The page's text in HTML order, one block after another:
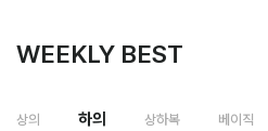
WEEKLY BEST
상의 하의 상하복 베이직